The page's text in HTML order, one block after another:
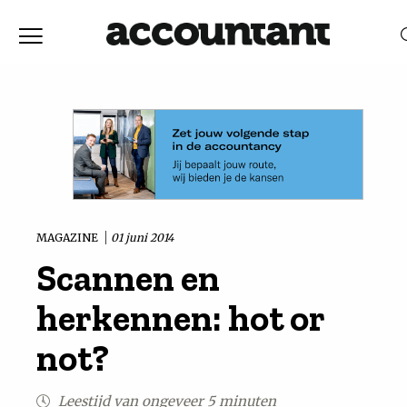
Nieuws
Discussie
Vaktechniek
Achtergrond
MAGAZINE 01 juni 2014
Scannen en
herkennen: hot or
not?
Leestijd van ongeveer 5 minuten
RELEVANTIEDATUM